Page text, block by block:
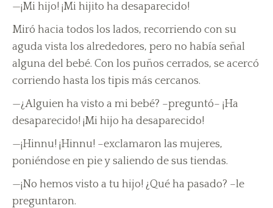
—¡Mi hijo! ¡Mi hijito ha desaparecido!
Miró hacia todos los lados, recorriendo con su
aguda vista los alrededores, pero no había señal
alguna del bebé. Con los puños cerrados, se acercó
corriendo hasta los tipis más cercanos.
—¿Alguien ha visto a mi bebé? –preguntó– ¡Ha
desaparecido! ¡Mi hijo ha desaparecido!
—¡Hinnu! ¡Hinnu! –exclamaron las mujeres,
poniéndose en pie y saliendo de sus tiendas.
—¡No hemos visto a tu hijo! ¿Qué ha pasado? –le
preguntaron.